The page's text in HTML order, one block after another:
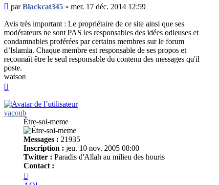
Message
non
lu
parBlackcat345 » mer. 17 déc. 2014 12:59
Avis très important : Le propriétaire de ce site ainsi que ses
modérateurs ne sont PAS les responsables des idées odieuses et
condamnables proférées par certains membres sur le forum
d’Islamla. Chaque membre est responsable de ses propos et
reconnaît être le seul responsable du contenu des messages qu'il
poste.
watson
yacoub
Être-soi-meme
Messages : 21935
Inscription : jeu. 10 nov. 2005 08:00
Twitter : Paradis d'Allah au milieu des houris
Contact :
yacoub